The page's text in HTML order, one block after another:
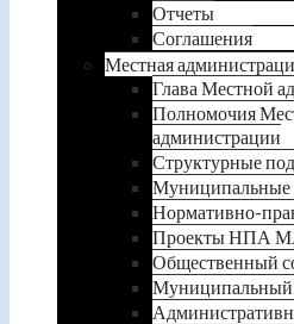
Отчеты
Соглашения
Местная
Глава Местной
Полномочия
администрации
Структурные
Муниципальные
Нормативно-
Проекты НПА
Общественный
Муниципальный